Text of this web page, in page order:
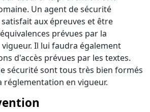
Un agent de sécurité
aux épreuves et être
prévues par la
Il lui faudra également
d'accès prévues par les textes.
sécurité sont tous très bien formés
réglementation en vigueur.